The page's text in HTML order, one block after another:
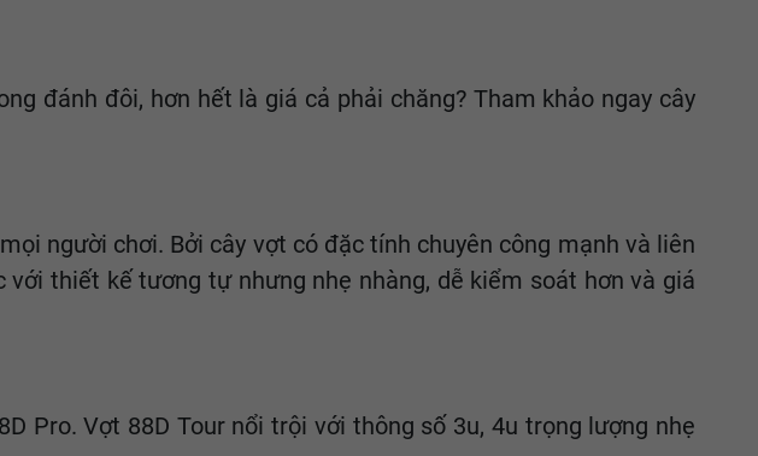
đánh đôi, hơn hết là giá cả phải chăng? Tham khảo ngay cây
người chơi. Bởi cây vợt có đặc tính chuyên công mạnh và liên
thiết kế tương tự nhưng nhẹ nhàng, dễ kiểm soát hơn và giá
Pro. Vợt 88D Tour nổi trội với thông số 3u, 4u trọng lượng nhẹ